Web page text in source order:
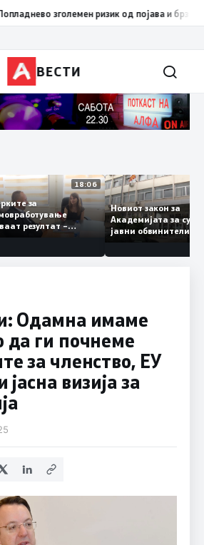
зголемен ризик од појава и брзо ширење
ВЕСТИ
18:06
Мерките за
самовработување
даваат резултат –
невработеноста на
од 11,3%
Новиот закон за
Академијата за
јавни
наскоро во
Одамна имаме
да ги почнеме
за членство, ЕУ
јасна визија за